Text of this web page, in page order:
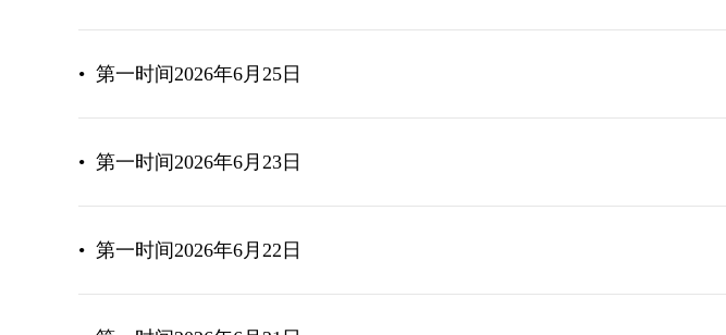
• 第一时间2026年6月25日
• 第一时间2026年6月23日
• 第一时间2026年6月22日